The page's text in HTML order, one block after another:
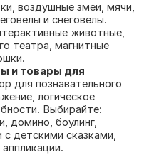
воздушные змеи, мячи,
и снеговелы.
животные,
театра, магнитные
и товары для
для познавательного
логическое
Выбирайте:
домино, боулинг,
с детскими сказками,